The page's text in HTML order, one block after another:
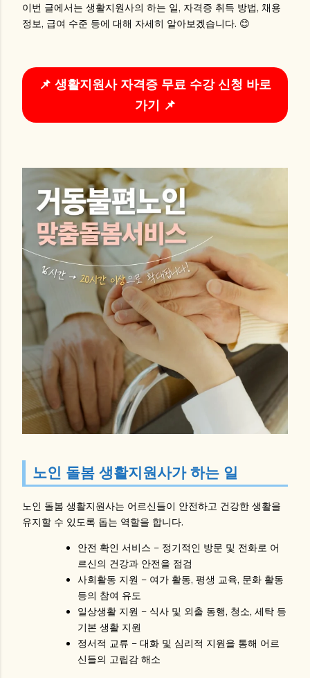
이번 글에서는 생활지원사의 하는 일, 자격증 취득 방법, 채용
정보, 급여 수준 등에 대해 자세히 알아보겠습니다. 😊
📌 생활지원사 자격증 무료 수강 신청 바로
가기 📌
노인 돌봄 생활지원사가 하는 일
노인 돌봄 생활지원사는 어르신들이 안전하고 건강한 생활을
유지할 수 있도록 돕는 역할을 합니다.
안전 확인 서비스 – 정기적인 방문 및 전화로 어
르신의 건강과 안전을 점검
사회활동 지원 – 여가 활동, 평생 교육, 문화 활동
등의 참여 유도
일상생활 지원 – 식사 및 외출 동행, 청소, 세탁 등
기본 생활 지원
정서적 교류 – 대화 및 심리적 지원을 통해 어르
신들의 고립감 해소